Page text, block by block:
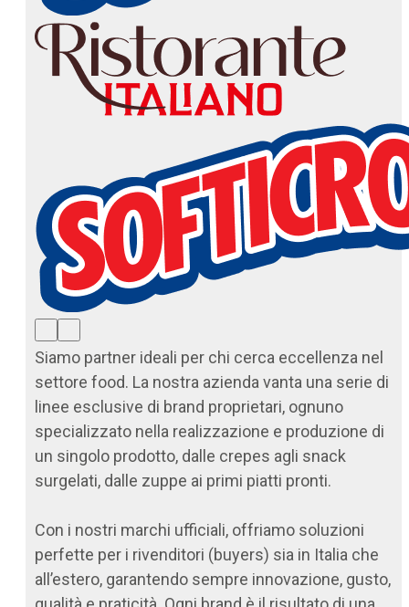
Siamo partner ideali per chi cerca eccellenza nel
settore food. La nostra azienda vanta una serie di
linee esclusive di brand proprietari, ognuno
specializzato nella realizzazione e produzione di
un singolo prodotto, dalle crepes agli snack
surgelati, dalle zuppe ai primi piatti pronti.
Con i nostri marchi ufficiali, offriamo soluzioni
perfette per i rivenditori (buyers) sia in Italia che
all’estero, garantendo sempre innovazione, gusto,